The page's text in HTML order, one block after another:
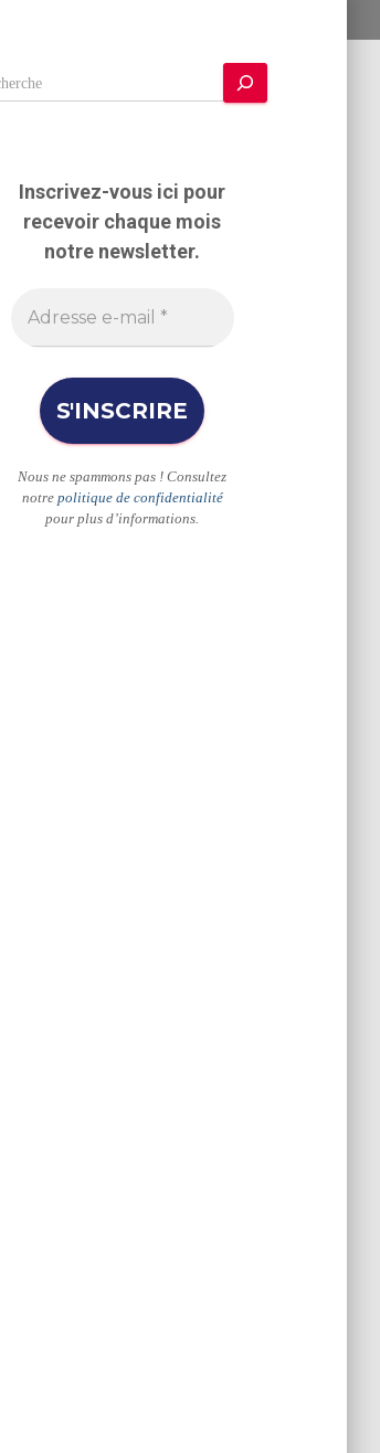
Inscrivez-vous ici pour
recevoir chaque mois
notre newsletter.
Nous ne spammons pas ! Consultez
notre politique de confidentialité
pour plus d’informations.